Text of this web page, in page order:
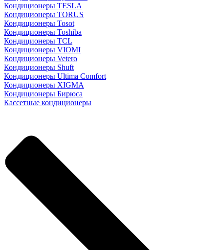
Кондиционеры TESLA
Кондиционеры TORUS
Кондиционеры Tosot
Кондиционеры Toshiba
Кондиционеры TCL
Кондиционеры VIOMI
Кондиционеры Vetero
Кондиционеры Shuft
Кондиционеры Ultima Comfort
Кондиционеры XIGMA
Кондиционеры Бирюса
Кассетные кондиционеры